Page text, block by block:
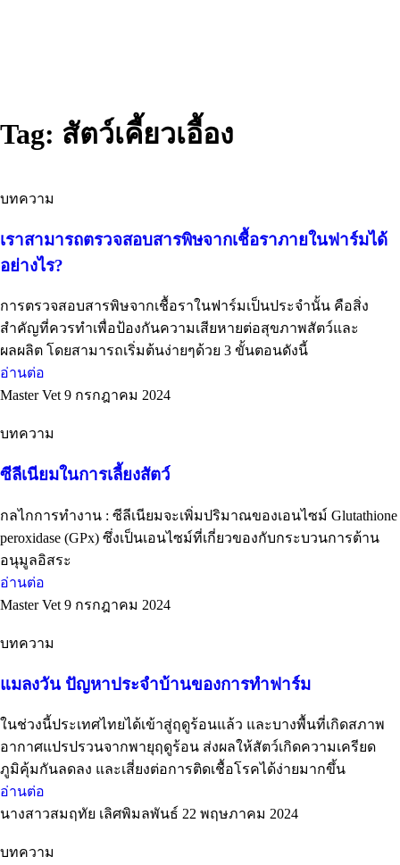
Tag: สัตว์เคี้ยวเอื้อง
บทความ
เราสามารถตรวจสอบสารพิษจากเชื้อราภายในฟาร์มได้
อย่างไร?
การตรวจสอบสารพิษจากเชื้อราในฟาร์มเป็นประจำนั้น คือสิ่ง
สำคัญที่ควรทำเพื่อป้องกันความเสียหายต่อสุขภาพสัตว์และ
ผลผลิต โดยสามารถเริ่มต้นง่ายๆด้วย 3 ขั้นตอนดังนี้
อ่านต่อ
Master Vet9 กรกฎาคม 2024
บทความ
ซีลีเนียมในการเลี้ยงสัตว์
กลไกการทำงาน : ซีลีเนียมจะเพิ่มปริมาณของเอนไซม์ Glutathione
peroxidase (GPx) ซึ่งเป็นเอนไซม์ที่เกี่ยวของกับกระบวนการต้าน
อนุมูลอิสระ
อ่านต่อ
Master Vet 9 กรกฎาคม 2024
บทความ
แมลงวัน ปัญหาประจำบ้านของการทำฟาร์ม
ในช่วงนี้ประเทศไทยได้เข้าสู่ฤดูร้อนแล้ว และบางพื้นที่เกิดสภาพ
อากาศแปรปรวนจากพายุฤดูร้อน ส่งผลให้สัตว์เกิดความเครียด
ภูมิคุ้มกันลดลง และเสี่ยงต่อการติดเชื้อโรคได้ง่ายมากขึ้น
อ่านต่อ
นางสาวสมฤทัย เลิศพิมลพันธ์ 22 พฤษภาคม 2024
บทความ